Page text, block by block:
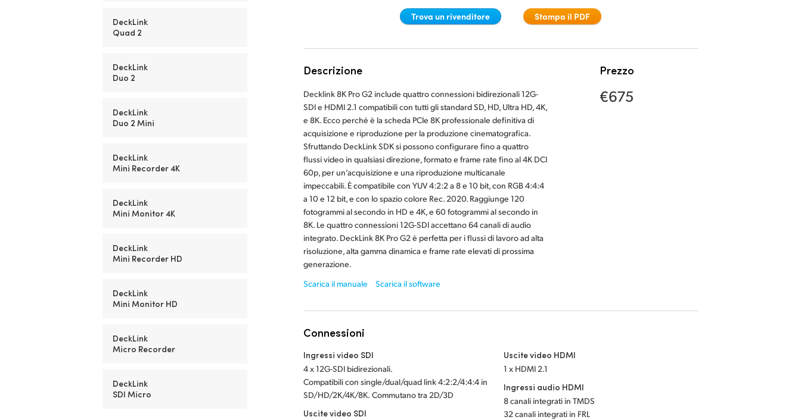
DeckLink
Quad 2
DeckLink
Duo 2
DeckLink
Duo 2 Mini
DeckLink
Mini Recorder 4K
DeckLink
Mini Monitor 4K
DeckLink
Mini Recorder HD
DeckLink
Mini Monitor HD
DeckLink
Micro Recorder
DeckLink
SDI Micro
Trova un rivenditore Stampa il PDF
Descrizione
Decklink 8K Pro G2 include quattro connessioni bidirezionali 12G-
SDI e HDMI 2.1 compatibili con tutti gli standard SD, HD, Ultra HD, 4K,
e 8K. Ecco perché è la scheda PCIe 8K professionale definitiva di
acquisizione e riproduzione per la produzione cinematografica.
Sfruttando DeckLink SDK si possono configurare fino a quattro
flussi video in qualsiasi direzione, formato e frame rate fino al 4K DCI
60p, per un’acquisizione e una riproduzione multicanale
impeccabili. È compatibile con YUV 4:2:2 a 8 e 10 bit, con RGB 4:4:4
a 10 e 12 bit, e con lo spazio colore Rec. 2020. Raggiunge 120
fotogrammi al secondo in HD e 4K, e 60 fotogrammi al secondo in
8K. Le quattro connessioni 12G-SDI accettano 64 canali di audio
integrato. DeckLink 8K Pro G2 è perfetta per i flussi di lavoro ad alta
risoluzione, alta gamma dinamica e frame rate elevati di prossima
generazione.
Scarica il manuale
Scarica il software
Prezzo
€675
Connessioni
Ingressi video SDI
4 x 12G-SDI bidirezionali.
Compatibili con single/dual/quad link 4:2:2/4:4:4 in
SD/HD/2K/4K/8K. Commutano tra 2D/3D
Uscite video SDI
Uscite video HDMI
1 x HDMI 2.1
Ingressi audio HDMI
8 canali integrati in TMDS
32 canali integrati in FRL